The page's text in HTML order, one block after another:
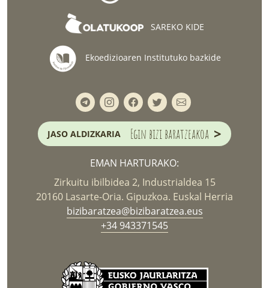
SAREKO KIDE
Ekoedizioaren Institutuko bazkide
JASO ALDIZKARIA Egin bizi baratzeakoa >
EMAN HARTURAKO:
Zirkuitu ibilbidea 2, Industrialdea 15
20160 Lasarte-Oria. Gipuzkoa. Euskal Herria
bizibaratzea@bizibaratzea.eus
+34 943371545